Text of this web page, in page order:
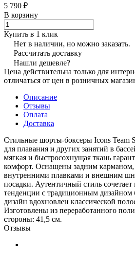
5 790 ₽
В корзину
Купить в 1 клик
Нет в наличии, но можно заказать.
Рассчитать доставку
Нашли дешевле?
Цена действительна только для
отличаться от цен в розничных
Описание
Отзывы
Оплата
Доставка
Стильные шорты-боксеры Icons Team
для плавания и других занятий в
мягкая и быстросохнущая ткань
комфорт. Оснащены задним карманом,
внутренними плавками и внешним
посадки. Аутентичный стиль
тенденции с традиционным дизайном
дизайн вдохновлен классической
Изготовлены из переработанного
стороны: 41,5 см.
Отзывы